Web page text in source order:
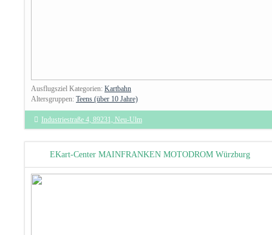
Ausflugsziel Kategorien:Kartbahn
Altersgruppen:Teens (über 10 Jahre)
Industriestraße 4, 89231, Neu-Ulm
EKart-Center MAINFRANKEN MOTODROM Würzburg